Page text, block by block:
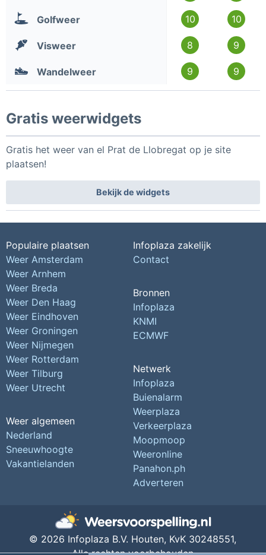
Golfweer 10 10
Visweer 8 9
Wandelweer 9 9
Gratis weerwidgets
Gratis het weer van el Prat de Llobregat op je site
plaatsen!
Bekijk de widgets
Populaire plaatsen
Weer Amsterdam
Weer Arnhem
Weer Breda
Weer Den Haag
Weer Eindhoven
Weer Groningen
Weer Nijmegen
Weer Rotterdam
Weer Tilburg
Weer Utrecht
Weer algemeen
Nederland
Sneeuwhoogte
Vakantielanden
Infoplaza zakelijk
Contact
Bronnen
Infoplaza
KNMI
ECMWF
Netwerk
Infoplaza
Buienalarm
Weerplaza
Verkeerplaza
Moopmoop
Weeronline
Panahon.ph
Adverteren
© 2026 Infoplaza B.V. Houten, KvK 30248551,